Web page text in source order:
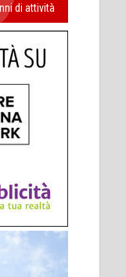
di attività